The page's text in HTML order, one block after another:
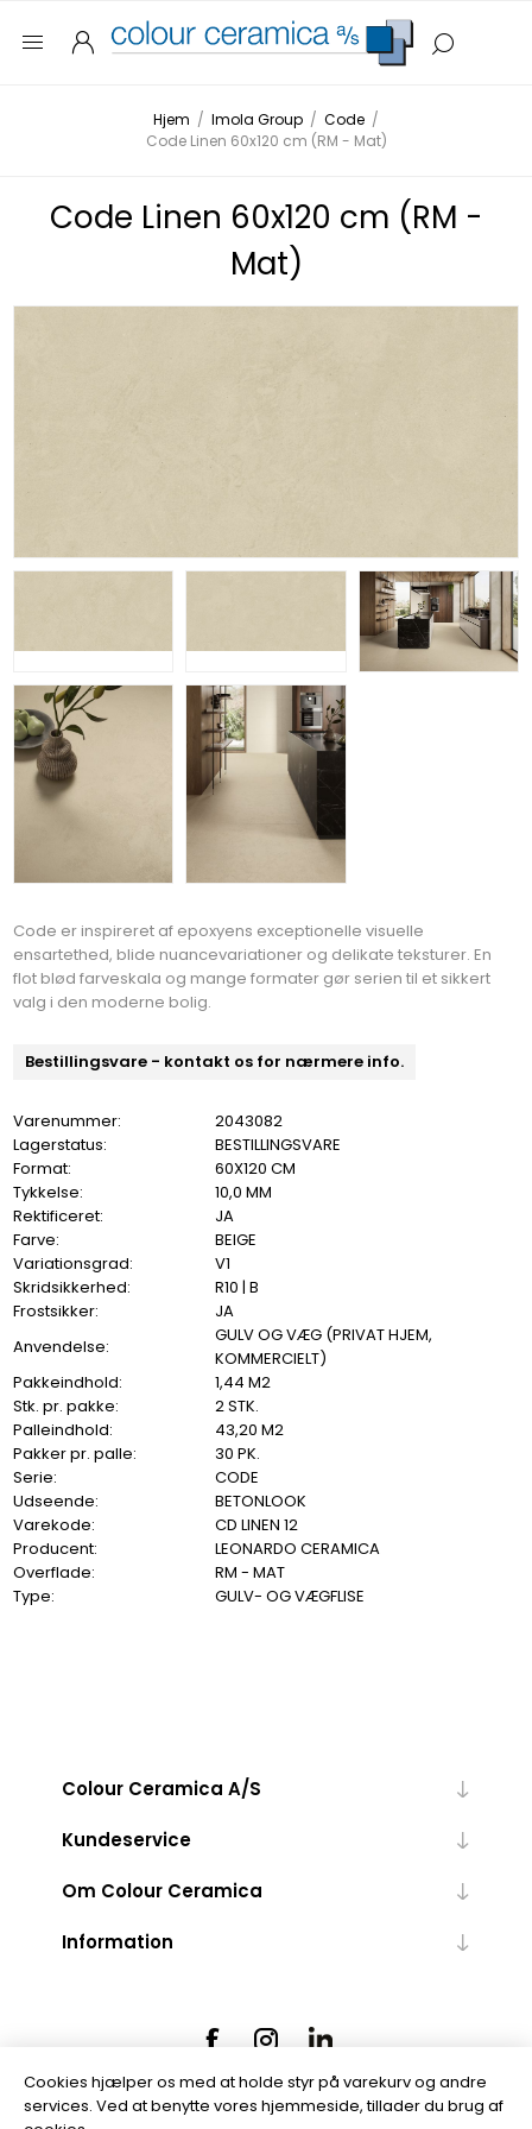
Hjem / Imola Group / Code /
Code Linen 60x120 cm (RM - Mat)
Code Linen 60x120 cm (RM -
Mat)
Code er inspireret af epoxyens exceptionelle visuelle
ensartethed, blide nuancevariationer og delikate teksturer. En
flot blød farveskala og mange formater gør serien til et sikkert
valg i den moderne bolig.
Bestillingsvare - kontakt os for nærmere info.
Varenummer:
2043082
Lagerstatus:
BESTILLINGSVARE
Format:
60X120 CM
Tykkelse:
10,0 MM
Rektificeret:
JA
Farve:
BEIGE
Variationsgrad:
V1
Skridsikkerhed:
R10 | B
Frostsikker:
JA
Anvendelse:
GULV OG VÆG (PRIVAT HJEM,
KOMMERCIELT)
Pakkeindhold:
1,44 M2
Stk. pr. pakke:
2 STK.
Palleindhold:
43,20 M2
Pakker pr. palle:
30 PK.
Serie:
CODE
Udseende:
BETONLOOK
Varekode:
CD LINEN 12
Producent:
LEONARDO CERAMICA
Overflade:
RM - MAT
Type:
GULV- OG VÆGFLISE
Colour Ceramica A/S
Kundeservice
Om Colour Ceramica
Information
Cookies hjælper os med at holde styr på varekurv og andre
services. Ved at benytte vores hjemmeside, tillader du brug af